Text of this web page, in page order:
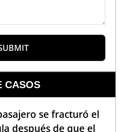
CASOS
se fracturó el
después de que el